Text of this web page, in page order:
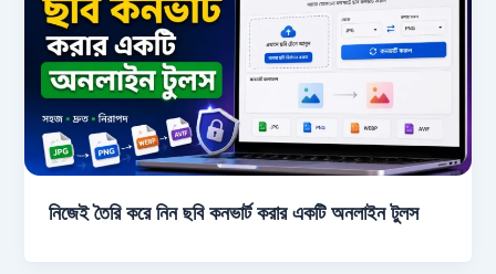
নিজেই তৈরি করে নিন ছবি কনভার্ট করার একটি অনলাইন টুলস